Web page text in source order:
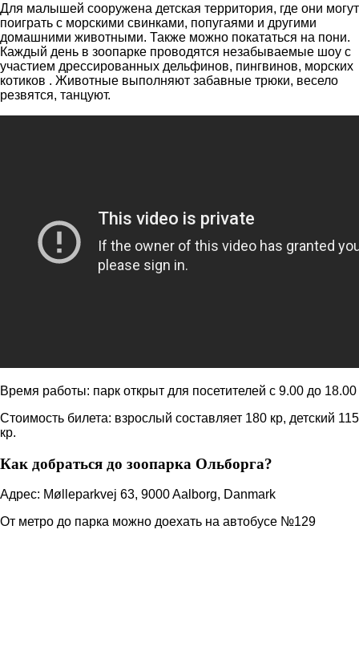
Для малышей сооружена детская территория, где они могут
поиграть с морскими свинками, попугаями и другими
домашними животными. Также можно покататься на пони.
Каждый день в зоопарке проводятся незабываемые шоу с
участием дрессированных дельфинов, пингвинов, морских
котиков . Животные выполняют забавные трюки, весело
резвятся, танцуют.
Время работы: парк открыт для посетителей с 9.00 до 18.00
Стоимость билета: взрослый составляет 180 кр, детский 115
кр.
Как добраться до зоопарка Ольборга?
Адрес: Mølleparkvej 63, 9000 Aalborg, Danmark
От метро до парка можно доехать на автобусе №129